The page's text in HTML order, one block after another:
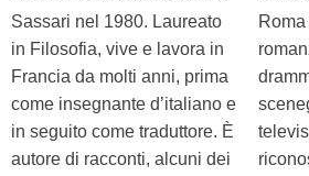
Sassari nel 1980. Laureato
in Filosofia, vive e lavora in
Francia da molti anni, prima
come insegnante d’italiano e
in seguito come traduttore. È
autore di raccon­ti, alcuni dei